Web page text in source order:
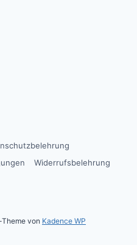
Widerrufsbelehrung
von Kadence WP